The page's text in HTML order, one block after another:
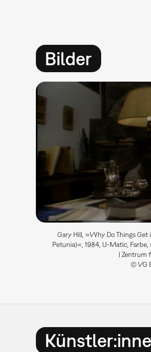
Bilder
Gary Hill, »Why Do Things Get
Petunia)«, 1984, U-Matic, Farbe,
| Zentrum
© VG